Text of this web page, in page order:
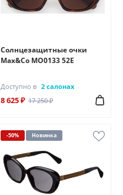
Солнцезащитные очки
Max&Co MO0133 52E
Доступно в 2 салонах
8 625 ₽ 17 250 ₽
-50% Новинка